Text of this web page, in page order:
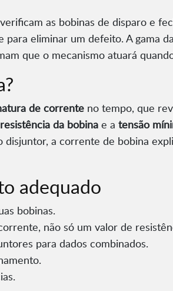
verificam as bobinas de disparo e
eliminar um defeito. A gama
que o mecanismo atuará
de corrente no tempo, que
resistência da bobina e a tensão
a corrente de bobina
adequado
bobinas.
não só um valor de
para dados combinados.